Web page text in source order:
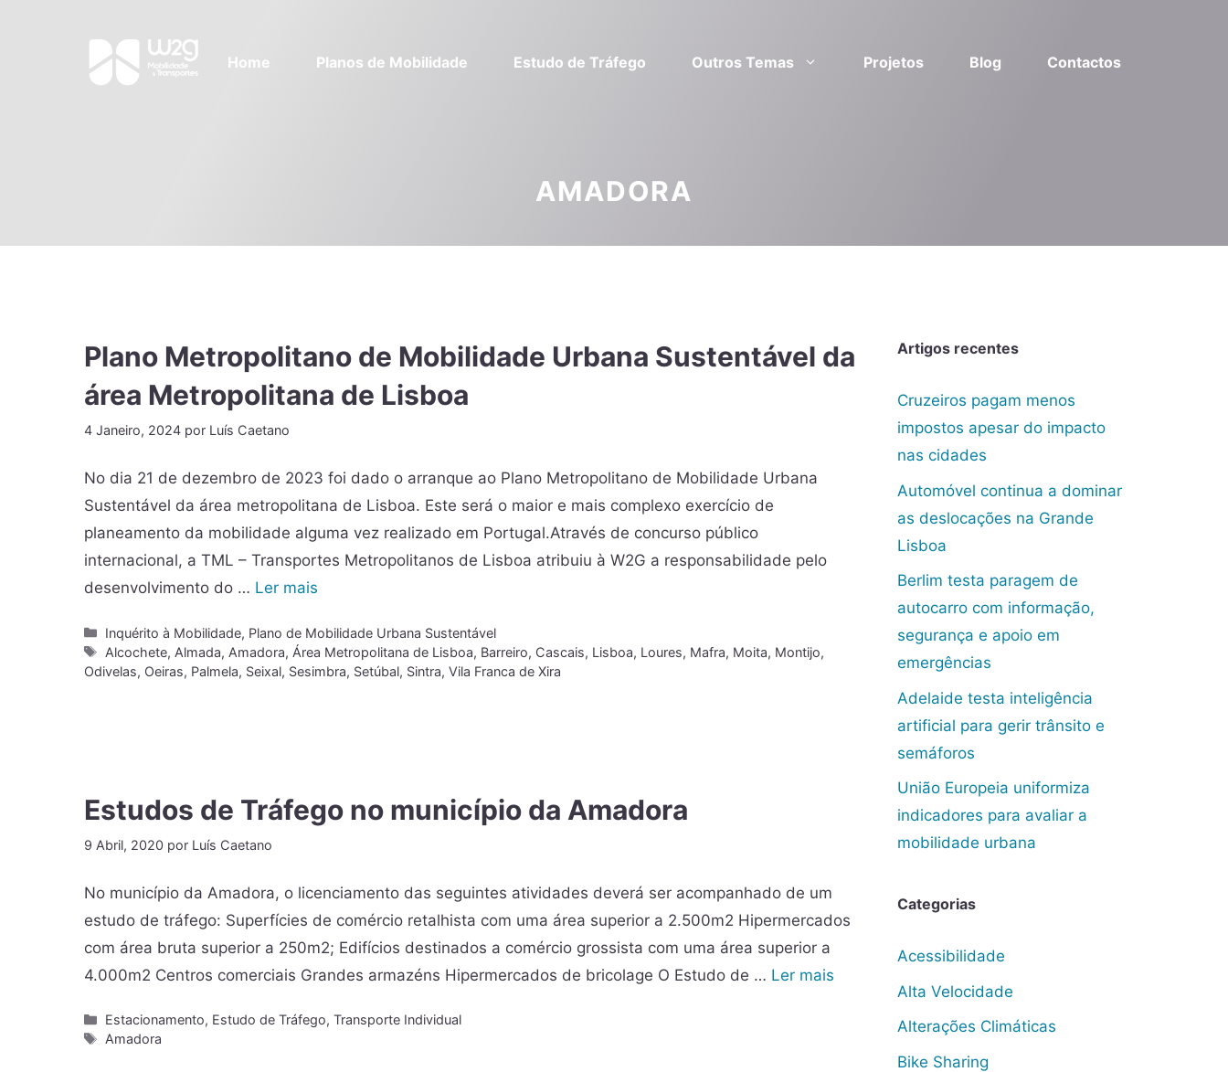
Home Planos de Mobilidade Estudo de Tráfego Outros Temas Projetos Blog Contactos
AMADORA
Plano Metropolitano de Mobilidade Urbana Sustentável da
área Metropolitana de Lisboa
4 Janeiro, 2024 por Luís Caetano
No dia 21 de dezembro de 2023 foi dado o arranque ao Plano Metropolitano de Mobilidade Urbana
Sustentável da área metropolitana de Lisboa. Este será o maior e mais complexo exercício de
planeamento da mobilidade alguma vez realizado em Portugal.Através de concurso público
internacional, a TML – Transportes Metropolitanos de Lisboa atribuiu à W2G a responsabilidade pelo
desenvolvimento do … Ler mais
Inquérito à Mobilidade, Plano de Mobilidade Urbana Sustentável
Alcochete, Almada, Amadora, Área Metropolitana de Lisboa, Barreiro, Cascais, Lisboa, Loures, Mafra, Moita, Montijo,
Odivelas, Oeiras, Palmela, Seixal, Sesimbra, Setúbal, Sintra, Vila Franca de Xira
Estudos de Tráfego no município da Amadora
9 Abril, 2020 por Luís Caetano
No município da Amadora, o licenciamento das seguintes atividades deverá ser acompanhado de um
estudo de tráfego: Superfícies de comércio retalhista com uma área superior a 2.500m2 Hipermercados
com área bruta superior a 250m2; Edifícios destinados a comércio grossista com uma área superior a
4.000m2 Centros comerciais Grandes armazéns Hipermercados de bricolage O Estudo de … Ler mais
Estacionamento, Estudo de Tráfego,Transporte Individual
Amadora
Artigos recentes
Cruzeiros pagam menos
impostos apesar do impacto
nas cidades
Automóvel continua a dominar
as deslocações na Grande
Lisboa
Berlim testa paragem de
autocarro com informação,
segurança e apoio em
emergências
Adelaide testa inteligência
artificial para gerir trânsito e
semáforos
União Europeia uniformiza
indicadores para avaliar a
mobilidade urbana
Categorias
Acessibilidade
Alta Velocidade
Alterações Climáticas
Bike Sharing